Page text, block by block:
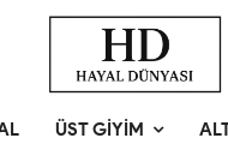
ÜST GIYIM